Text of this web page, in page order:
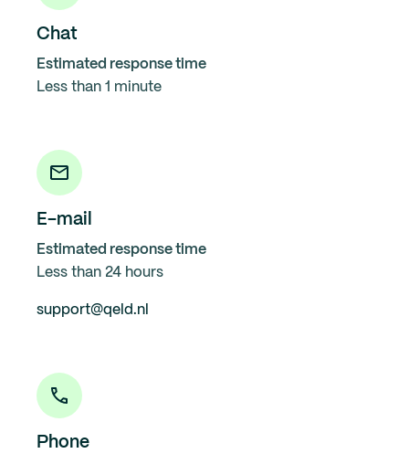
Chat
Estimated response time
Less than 1 minute
E-mail
Estimated response time
Less than 24 hours
support@qeld.nl
Phone